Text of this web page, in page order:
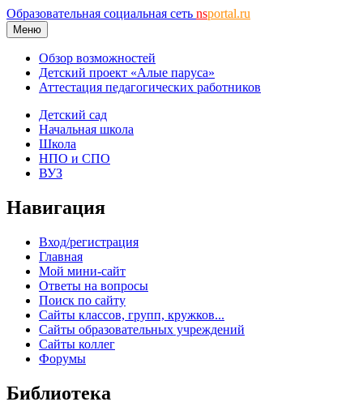
Образовательная социальная сеть nsportal.ru
Меню
Обзор возможностей
Детский проект «Алые паруса»
Аттестация педагогических работников
Детский сад
Начальная школа
Школа
НПО и СПО
ВУЗ
Навигация
Вход/регистрация
Главная
Мой мини-сайт
Ответы на вопросы
Поиск по сайту
Сайты классов, групп, кружков...
Сайты образовательных учреждений
Сайты коллег
Форумы
Библиотека